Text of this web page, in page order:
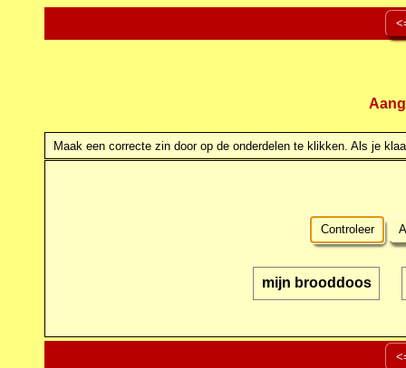
Maak een correcte zin door op de onderdelen te klikken. Als je
Controleer
mijn brooddoos